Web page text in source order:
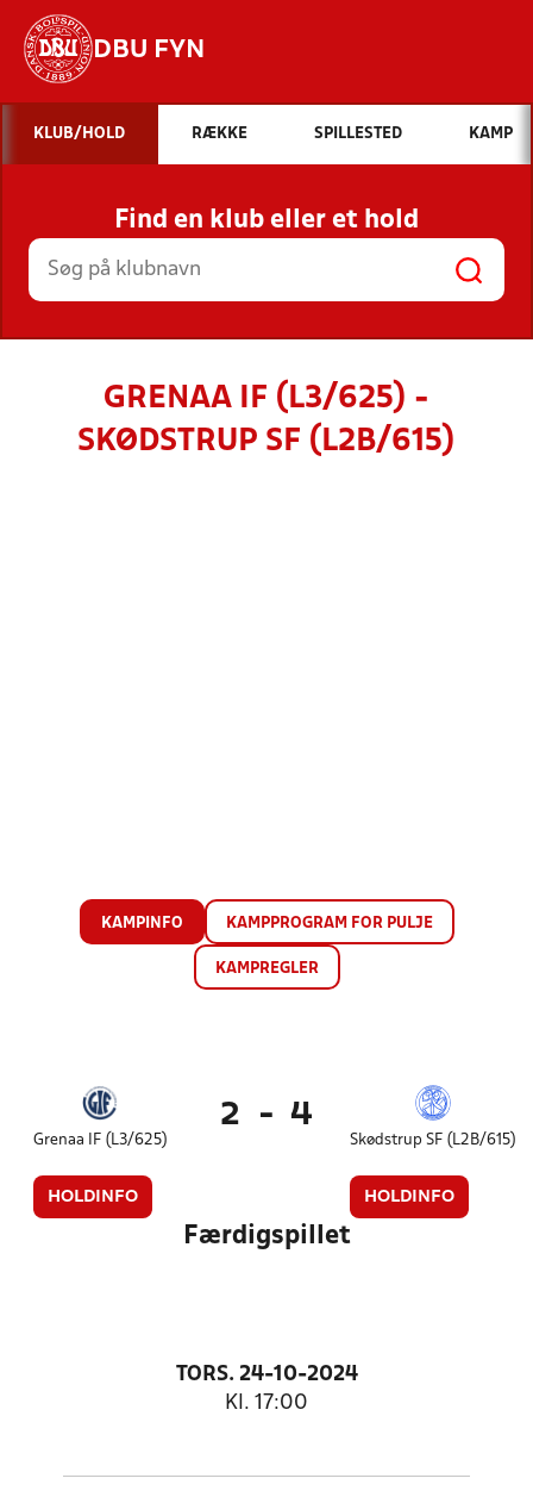
DBU FYN
Hvad vil du søge efter?
INDHOLD OG NYHEDER
STILLINGER, RESULTATER, KLUBBER OG
HOLD
KLUB/HOLD RÆKKE SPILLESTED KAMP
Find en klub eller et hold
GRENAA IF (L3/625) -
SKØDSTRUP SF (L2B/615)
KAMPINFO KAMPPROGRAM FOR PULJE
KAMPREGLER
Grenaa IF (L3/625)
HOLDINFO
2 - 4
Skødstrup SF (L2B/615)
HOLDINFO
Færdigspillet
TORS. 24-10-2024
Kl. 17:00